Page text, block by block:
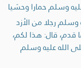
وسلم حمارا وحشيا
رجلا من الأزد
قدم، قال: هذا لكم،
الله عليه وسلم